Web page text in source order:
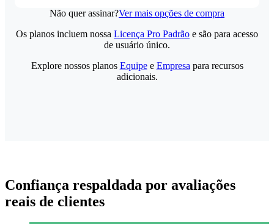
Não quer assinar?Ver mais opções de compra
Os planos incluem nossa Licença Pro Padrão e são para acesso
de usuário único.
Explore nossos planos Equipee Empresa para recursos
adicionais.
Confiança respaldada por avaliações
reais de clientes